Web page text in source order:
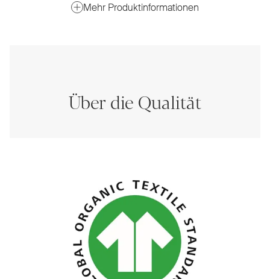
Mehr Produktinformationen
Über die Qualität